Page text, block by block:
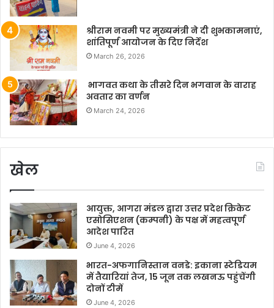
श्रीराम नवमी पर मुख्यमंत्री ने दी शुभकामनाएं,
शांतिपूर्ण आयोजन के दिए निर्देश
March 26, 2026
भागवत कथा के तीसरे दिन भगवान के वाराह
अवतार का वर्णन
March 24, 2026
खेल
आयुक्त, आगरा मंडल द्वारा उत्तर प्रदेश क्रिकेट
एसोसिएशन (कम्पनी) के पक्ष में महत्वपूर्ण
आदेश पारित
June 4, 2026
भारत-अफगानिस्तान वनडे: इकाना स्टेडियम
में तैयारियां तेज, 15 जून तक लखनऊ पहुंचेंगी
दोनों टीमें
June 4, 2026